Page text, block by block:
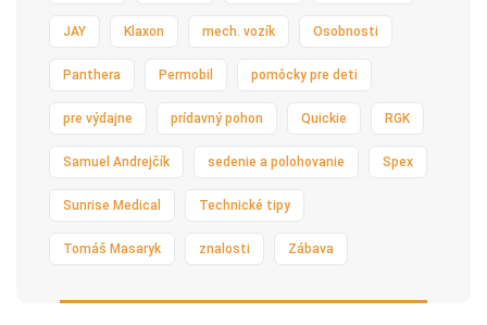
JAY Klaxon mech. vozík Osobnosti
Panthera Permobil pomôcky pre deti
pre výdajne prídavný pohon Quickie RGK
Samuel Andrejčík sedenie a polohovanie Spex
Sunrise Medical Technické tipy
Tomáš Masaryk znalosti Zábava